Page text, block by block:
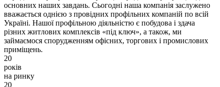
основних наших завдань. Сьогодні наша компанія заслужено
вважається однією з провідних профільних компаній по всій
Україні. Нашої профільною діяльністю є побудова і здача
різних житлових комплексів «під ключ», а також, ми
займаємося спорудженням офісних, торгових і промислових
приміщень.
20
років
на ринку
20